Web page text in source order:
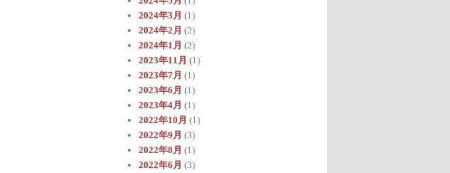
2024年3月 (1)
2024年2月 (2)
2024年1月 (2)
2023年11月 (1)
2023年7月 (1)
2023年6月 (1)
2023年4月 (1)
2022年10月 (1)
2022年9月 (3)
2022年8月 (1)
2022年6月 (3)